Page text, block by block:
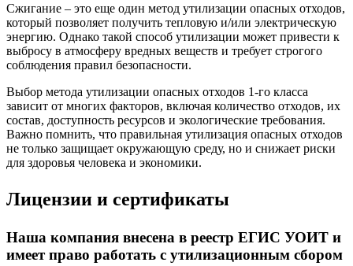
Сжигание – это еще один метод утилизации опасных отходов,
который позволяет получить тепловую и/или электрическую
энергию. Однако такой способ утилизации может привести к
выбросу в атмосферу вредных веществ и требует строгого
соблюдения правил безопасности.
Выбор метода утилизации опасных отходов 1-го класса
зависит от многих факторов, включая количество отходов, их
состав, доступность ресурсов и экологические требования.
Важно помнить, что правильная утилизация опасных отходов
не только защищает окружающую среду, но и снижает риски
для здоровья человека и экономики.
Лицензии и сертификаты
Наша компания внесена в реестр ЕГИС УОИТ и
имеет право работать с утилизационным сбором